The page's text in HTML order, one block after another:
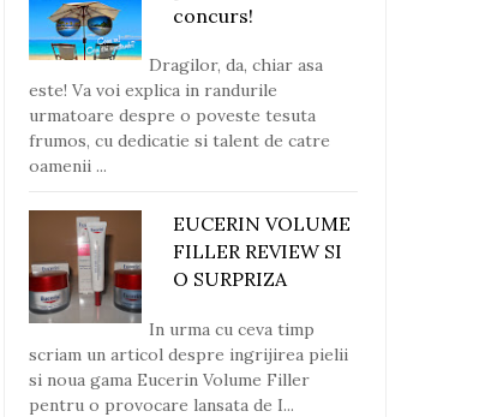
concurs!
Dragilor, da, chiar asa
este! Va voi explica in randurile
urmatoare despre o poveste tesuta
frumos, cu dedicatie si talent de catre
oamenii ...
EUCERIN VOLUME
FILLER REVIEW SI
O SURPRIZA
In urma cu ceva timp
scriam un articol despre ingrijirea pielii
si noua gama Eucerin Volume Filler
pentru o provocare lansata de I...